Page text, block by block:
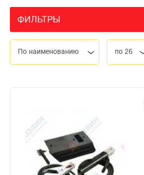
ФИЛЬТРЫ
По наименованию по 26